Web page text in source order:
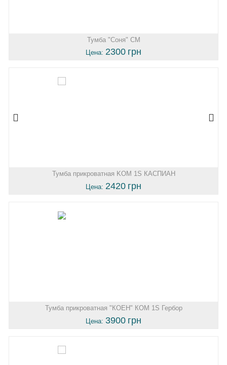
Тумба "Соня" СМ
Цена: 2300 грн
Тумба прикроватная KOM 1S КАСПИАН
Цена: 2420 грн
Тумба прикроватная "КОЕН" КОМ 1S Гербор
Цена: 3900 грн